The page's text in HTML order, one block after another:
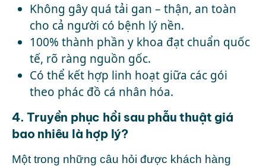
Không gây quá tải gan – thận, an toàn
cho cả người có bệnh lý nền.
100% thành phần y khoa đạt chuẩn quốc
tế, rõ ràng nguồn gốc.
Có thể kết hợp linh hoạt giữa các gói
theo phác đồ cá nhân hóa.
4. Truyền phục hồi sau phẫu thuật giá
bao nhiêu là hợp lý?
Một trong những câu hỏi được khách hàng